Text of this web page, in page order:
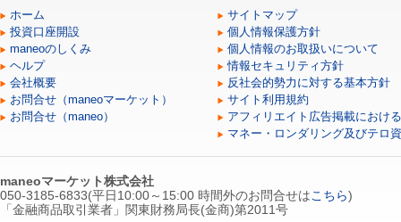
ホーム
投資口座開設
maneoのしくみ
ヘルプ
会社概要
お問合せ（maneoマーケット）
お問合せ（maneo）
サイトマップ
個人情報保護方針
個人情報のお取扱いについて
情報セキュリティ方針
反社会的勢力に対する基本方針
サイト利用規約
アフィリエイト広告掲載におけ
マネー・ロンダリング及びテロ
maneoマーケット株式会社
050-3185-6833(平日10:00～15:00 時間外のお問合せは こちら)
「金融商品取引業者」関東財務局長(金商)第2011号